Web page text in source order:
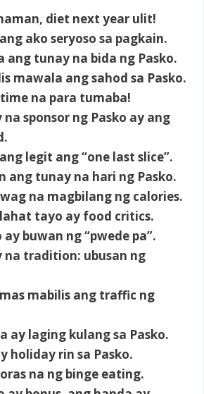
diet next year ulit!
ako seryoso sa pagkain.
ang tunay na bida ng Pasko.
mawala ang sahod sa Pasko.
na para tumaba!
sponsor ng Pasko ay ang
legit ang “one last slice”.
ang tunay na hari ng Pasko.
na magbilang ng calories.
lahat tayo ay food critics.
ay buwan ng “pwede pa”.
na tradition: ubusan ng
mas mabilis ang traffic ng
ay laging kulang sa Pasko.
holiday rin sa Pasko.
na ng binge eating.